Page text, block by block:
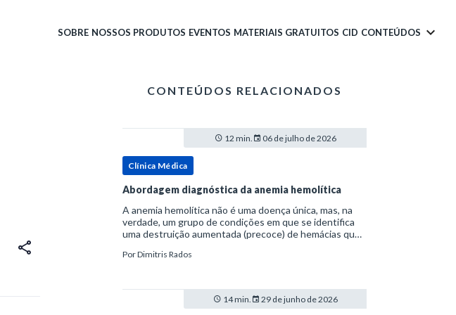
SOBRE NOSSOS PRODUTOS EVENTOS MATERIAIS GRATUITOS CID CONTEÚDOS
CONTEÚDOS RELACIONADOS
12 min. 06 de julho de 2026
Clínica Médica
Abordagem diagnóstica da anemia hemolítica
A anemia hemolítica não é uma doença única, mas, na
verdade, um grupo de condições em que se identifica
uma destruição aumentada (precoce) de hemácias que
óssea.Como a vida média normal da hemácia é de apro
PorDimitris Rados
14 min. 29 de junho de 2026